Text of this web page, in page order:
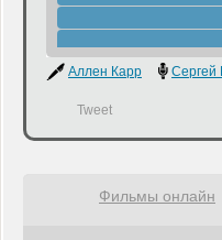
Аллен Карр Сергей
Tweet
Фильмы онлайн